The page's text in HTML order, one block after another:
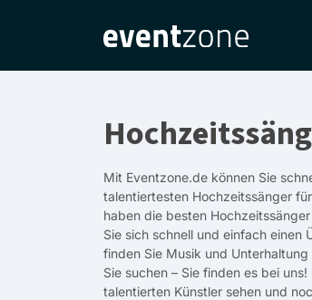
Mit Eventzone.de können Sie
talentiertesten Hochzeitssänger
haben die besten
Sie sich schnell und einfach einen
finden Sie Musik und
Sie suchen – Sie finden es bei
talentierten Künstler sehen und